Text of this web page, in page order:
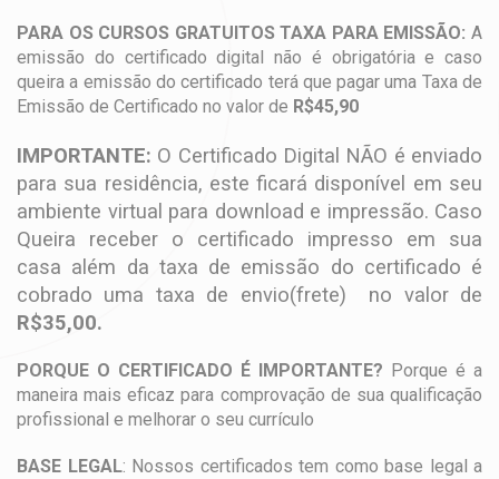
PARA OS CURSOS GRATUITOS TAXA PARA EMISSÃO: A
emissão do certificado digital não é obrigatória e caso
queira a emissão do certificado terá que pagar uma Taxa de
Emissão de Certificado no valor de R$45,90
IMPORTANTE: O Certificado Digital NÃO é enviado
para sua residência, este ficará disponível em seu
ambiente virtual para download e impressão. Caso
Queira receber o certificado impresso em sua
casa além da taxa de emissão do certificado é
cobrado uma taxa de envio(frete) no valor de
R$35,00.
PORQUE O CERTIFICADO É IMPORTANTE? Porque é a
maneira mais eficaz para comprovação de sua qualificação
profissional e melhorar o seu currículo
BASE LEGAL: Nossos certificados tem como base legal a